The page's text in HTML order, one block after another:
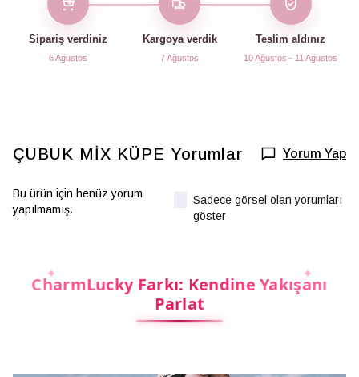
Sipariş verdiniz
6 Ağustos
Kargoya verdik
7 Ağustos
Teslim aldınız
10 Ağustos - 11 Ağustos
ÇUBUK MİX KÜPE Yorumlar Yorum Yap
Bu ürün için henüz yorum
yapılmamış.
Sadece görsel olan yorumları
göster
CharmLucky Farkı: Kendine Yakışanı
Parlat